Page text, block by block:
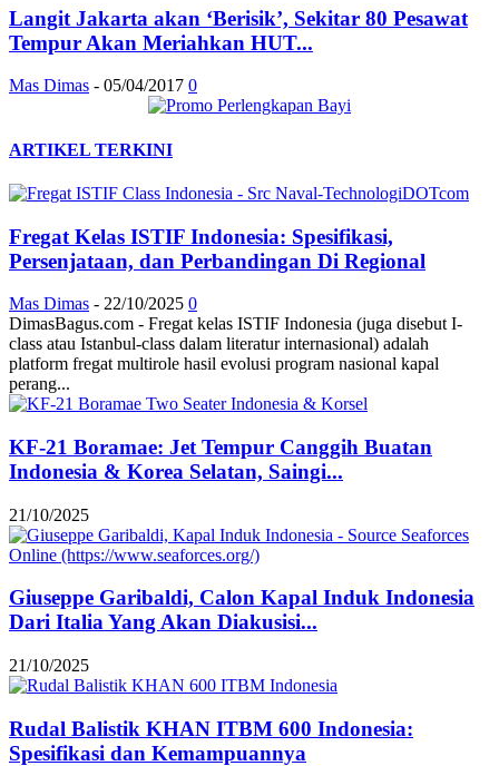
Langit Jakarta akan ‘Berisik’, Sekitar 80 Pesawat
Tempur Akan Meriahkan HUT...
Mas Dimas - 05/04/2017 0
ARTIKEL TERKINI
Fregat Kelas ISTIF Indonesia: Spesifikasi,
Persenjataan, dan Perbandingan Di Regional
Mas Dimas - 22/10/2025 0
DimasBagus.com - Fregat kelas ISTIF Indonesia (juga disebut I-
class atau Istanbul-class dalam literatur internasional) adalah
platform fregat multirole hasil evolusi program nasional kapal
perang...
KF-21 Boramae: Jet Tempur Canggih Buatan
Indonesia & Korea Selatan, Saingi...
21/10/2025
Giuseppe Garibaldi, Calon Kapal Induk Indonesia
Dari Italia Yang Akan Diakusisi...
21/10/2025
Rudal Balistik KHAN ITBM 600 Indonesia:
Spesifikasi dan Kemampuannya